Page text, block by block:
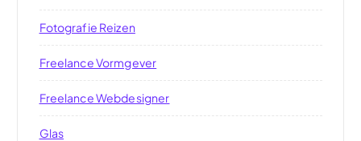
Fotografie Reizen
Freelance Vormgever
Freelance Webdesigner
Glas